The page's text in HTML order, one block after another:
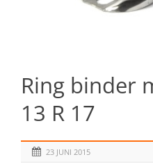
Ring binder
13 R 17
23 JUNI 2015